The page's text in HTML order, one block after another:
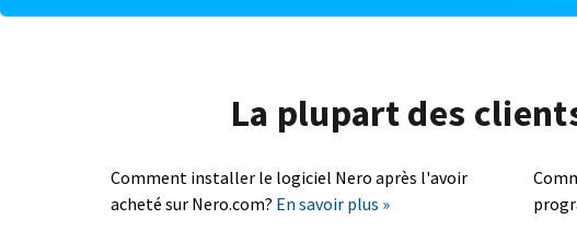
La plupart des
Comment installer le logiciel Nero après l'avoir
acheté sur Nero.com? En savoir plus »